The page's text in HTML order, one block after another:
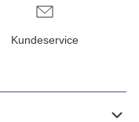
Kundeservice